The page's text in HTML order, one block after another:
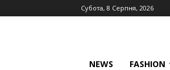
Субота, 8 Серпня, 2026
NEWS FASHION